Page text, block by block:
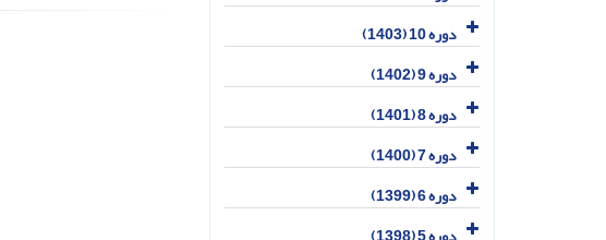
دوره 10 (1403)
دوره 9 (1402)
دوره 8 (1401)
دوره 7 (1400)
دوره 6 (1399)